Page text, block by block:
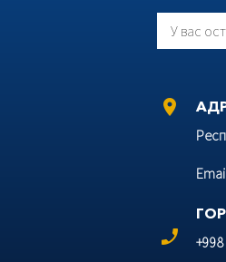
У вас
location_on
phone_enabled